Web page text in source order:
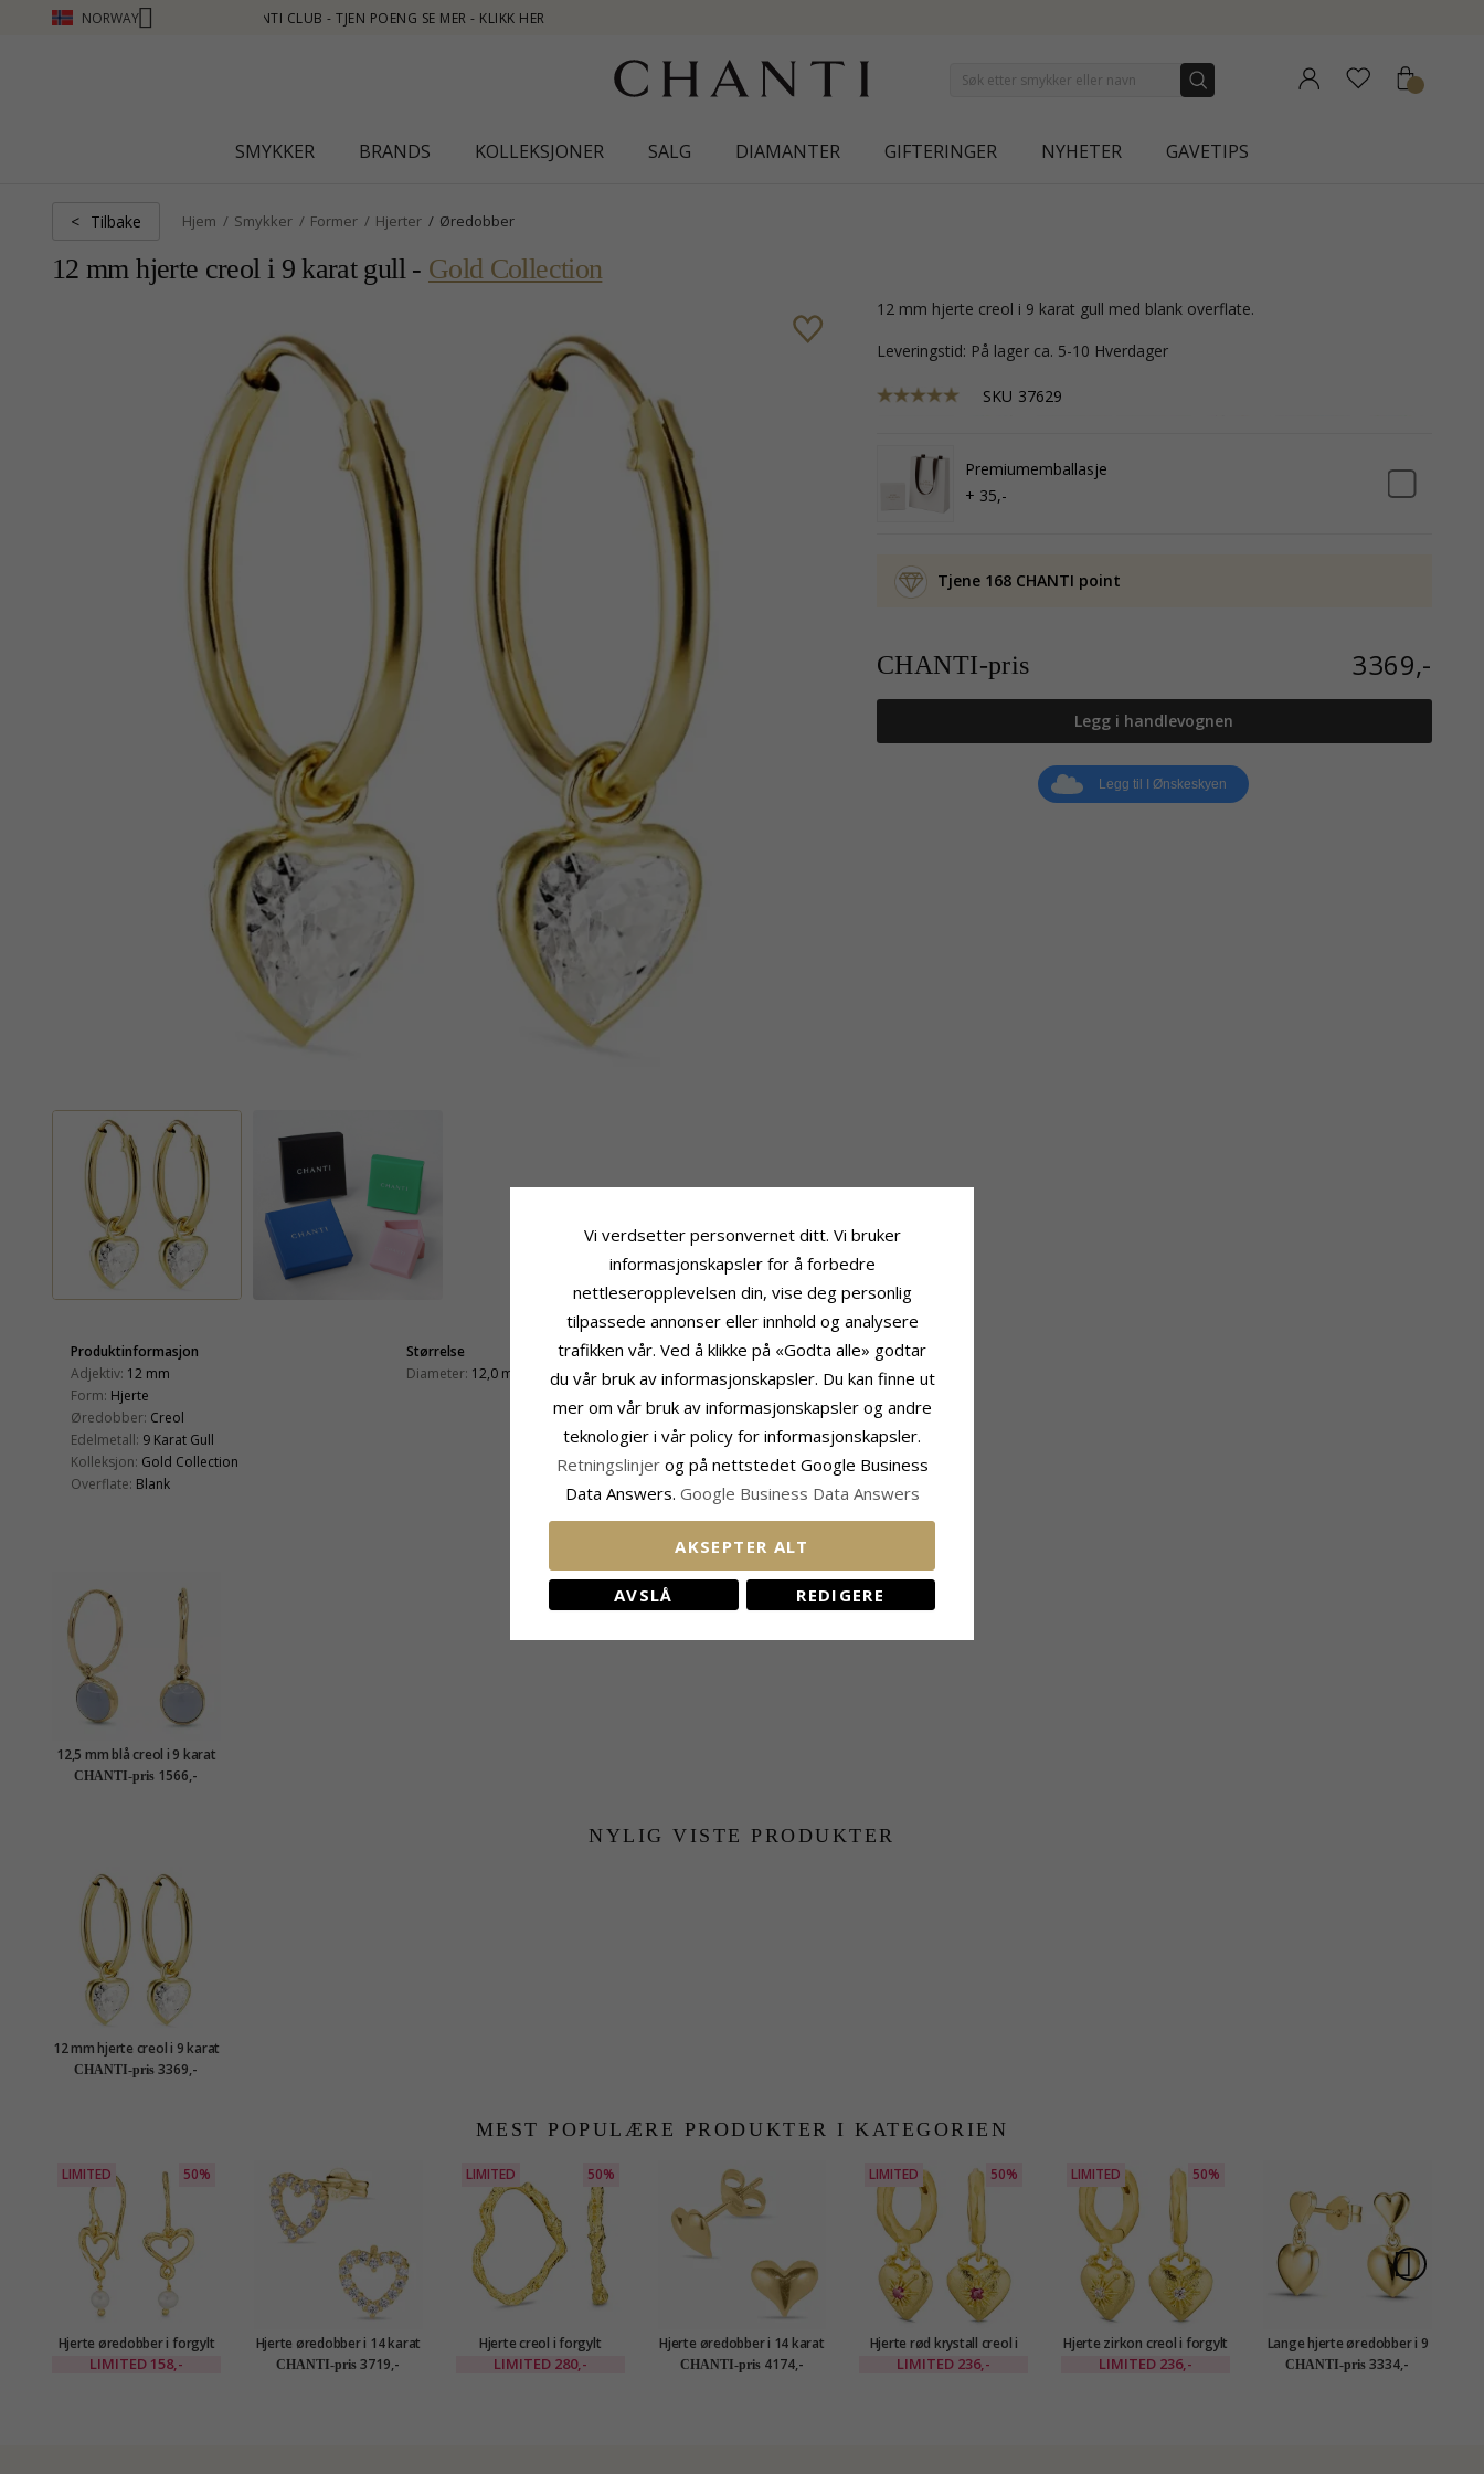
NORWAY
MER - KLIKK HER
SMYKKER BRANDS KOLLEKSJONER SALG DIAMANTER GIFTERINGER NYHETER GAVETIPS
< Tilbake Hjem Smykker Former Hjerter Øredobber
12 mm hjerte creol i 9 karat gull - Gold Collection
12 mm hjerte creol i 9 karat gull med blank overflate.
Leveringstid: På lager ca. 5-10 Hverdager
SKU 37629
Premiumemballasje
+ 35,-
Tjene 168 CHANTI point
CHANTI-pris 3369,-
Legg i handlevognen
Legg til I Ønskeskyen
Produktinformasjon
Adjektiv: 12 mm
Form: Hjerte
Øredobber: Creol
Edelmetall: 9 Karat Gull
Kolleksjon: Gold Collection
Overflate: Blank
Størrelse
Diameter: 12,0 mm
Leveringstid
Leveringstid: Ca. 5-10 Hverdager
BESLEKTEDE PRODUKTER
12,5 mm blå creol i 9 karat
gull med syntetisk kalsedon
- Gold Collection
CHANTI-pris 1566,-
NYLIG VISTE PRODUKTER
12 mm hjerte creol i 9 karat
gull - Gold Collection
CHANTI-pris 3369,-
MEST POPULÆRE PRODUKTER I KATEGORIEN
LIMITED 50%
Hjerte øredobber i forgylt
messing - Eliné
LIMITED 158,-
Hjerte øredobber i 14 karat
gull med zirkon - Gold
Collection
CHANTI-pris 3719,-
LIMITED 50%
Hjerte creol i forgylt
messing - Eliné
LIMITED 280,-
Hjerte øredobber i 14 karat
gull - Gold Collection
CHANTI-pris 4174,-
LIMITED 50%
Hjerte rød krystall creol i
forgylt messing - Eliné
LIMITED 236,-
LIMITED 50%
Hjerte zirkon creol i forgylt
messing - Eliné
LIMITED 236,-
Lange hjerte øredobber i 9
karat gull - Gold Collection
CHANTI-pris 3334,-
Vi verdsetter personvernet ditt. Vi bruker
informasjonskapsler for å forbedre
nettleseropplevelsen din, vise deg personlig
tilpassede annonser eller innhold og analysere
trafikken vår. Ved å klikke på «Godta alle» godtar
du vår bruk av informasjonskapsler. Du kan finne ut
mer om vår bruk av informasjonskapsler og andre
teknologier i vår policy for informasjonskapsler.
Retningslinjer og på nettstedet Google Business
Data Answers. Google Business Data Answers
AKSEPTER ALT
AVSLÅ REDIGERE